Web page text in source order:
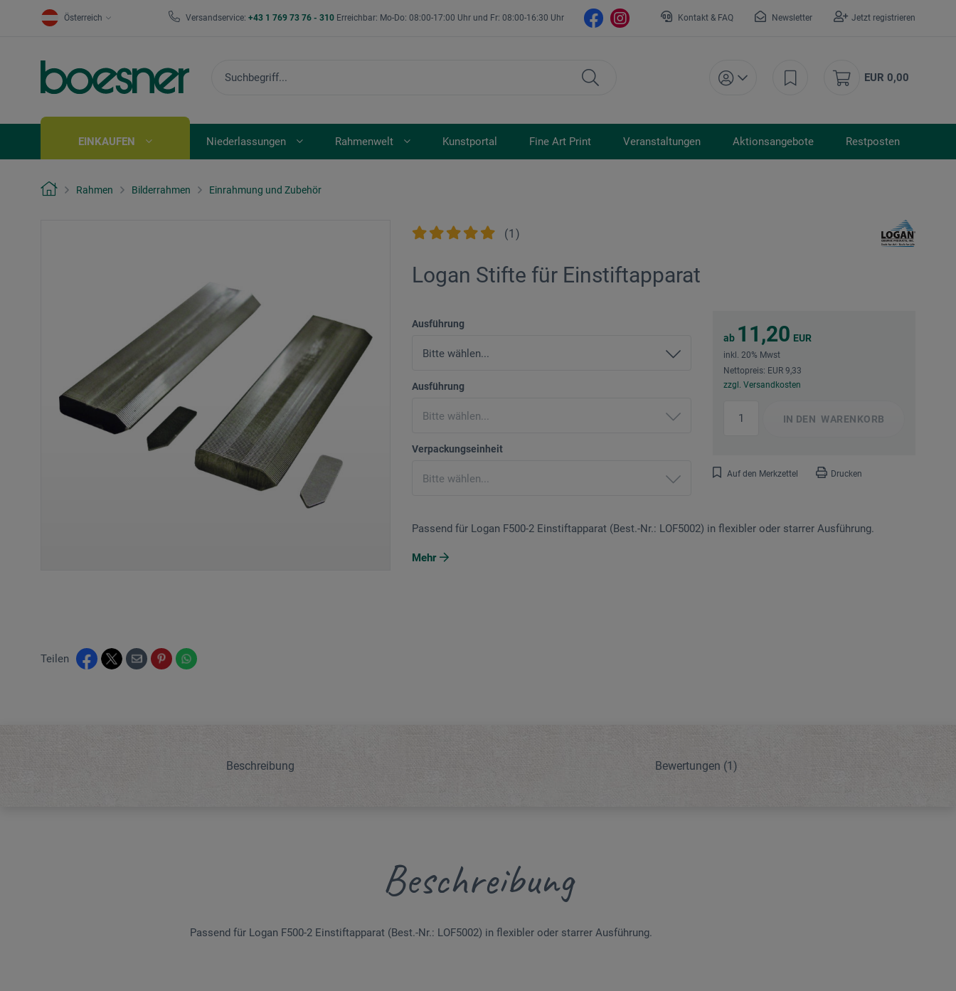
Österreich Versandservice: +43 1 769 73 76 - 310 Erreichbar: Mo-Do: 08:00-17:00 Uhr und Fr: 08:00-16:30 Uhr Kontakt & FAQ Newsletter Jetzt registrieren
EUR 0,00
EINKAUFEN Niederlassungen Rahmenwelt Kunstportal Fine Art Print Veranstaltungen Aktionsangebote Restposten
Rahmen Bilderrahmen Einrahmung und Zubehör
(1 )
Logan Stifte für Einstiftapparat
Ausführung
Ausführung
Verpackungseinheit
ab 11,20 EUR
inkl. 20% Mwst
Nettopreis: EUR 9,33
zzgl. Versandkosten
IN DEN WARENKORB
Auf den Merkzettel Drucken
Teilen
Passend für Logan F500-2 Einstiftapparat (Best.-Nr.: LOF5002) in flexibler oder starrer Ausführung.
Mehr
Beschreibung Bewertungen (1)
Beschreibung
Passend für Logan F500-2 Einstiftapparat (Best.-Nr.: LOF5002) in flexibler oder starrer Ausführung.